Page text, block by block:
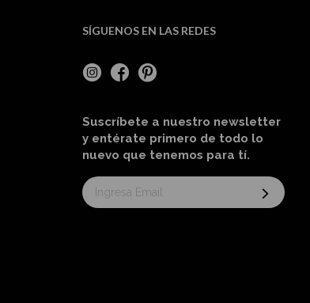
SÍGUENOS EN LAS REDES
Suscríbete a nuestro newsletter
y entérate primero de todo lo
nuevo que tenemos para tí.
Suscríbase
al